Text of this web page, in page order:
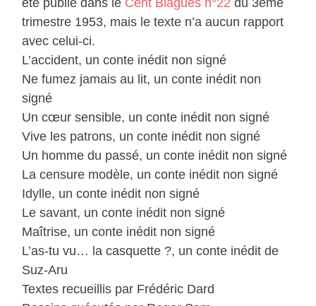
été publié dans le Cent Blagues n°22 du 3ème
trimestre 1953, mais le texte n’a aucun rapport
avec celui-ci.
L’accident, un conte inédit non signé
Ne fumez jamais au lit, un conte inédit non
signé
Un cœur sensible, un conte inédit non signé
Vive les patrons, un conte inédit non signé
Un homme du passé, un conte inédit non signé
La censure modèle, un conte inédit non signé
Idylle, un conte inédit non signé
Le savant, un conte inédit non signé
Maîtrise, un conte inédit non signé
L’as-tu vu… la casquette ?, un conte inédit de
Suz-Aru
Textes recueillis par Frédéric Dard